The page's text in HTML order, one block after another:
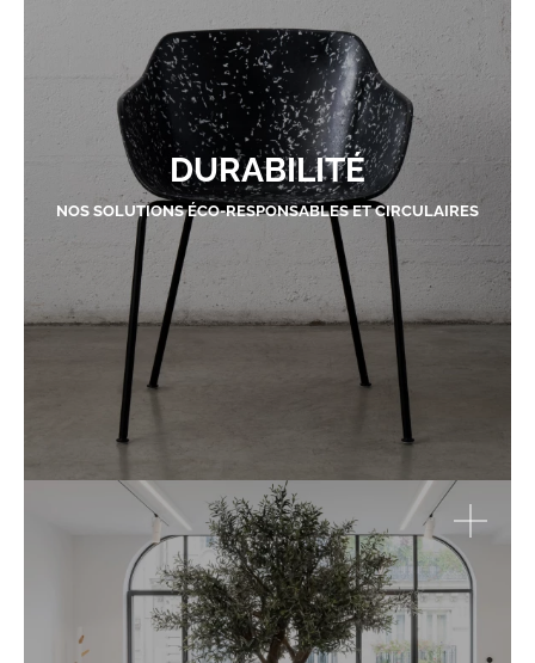
DURABILITÉ
NOS SOLUTIONS ÉCO-RESPONSABLES ET CIRCULAIRES